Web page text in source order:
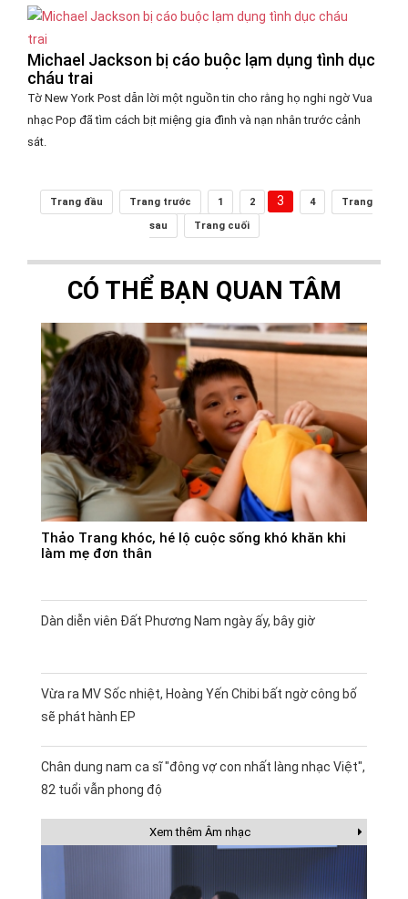
Michael Jackson bị cáo buộc lạm dụng tình dục
cháu trai
Tờ New York Post dẫn lời một nguồn tin cho rằng họ nghi ngờ Vua
nhạc Pop đã tìm cách bịt miệng gia đình và nạn nhân trước cảnh
sát.
Trang đầu Trang trước 1 2 3 4
Trang
sau
Trang cuối
CÓ THỂ BẠN QUAN TÂM
Thảo Trang khóc, hé lộ cuộc sống khó khăn khi
làm mẹ đơn thân
Dàn diễn viên Đất Phương Nam ngày ấy, bây giờ
Vừa ra MV Sốc nhiệt, Hoàng Yến Chibi bất ngờ công bố
sẽ phát hành EP
Chân dung nam ca sĩ "đông vợ con nhất làng nhạc Việt",
82 tuổi vẫn phong độ
Xem thêm Âm nhạc